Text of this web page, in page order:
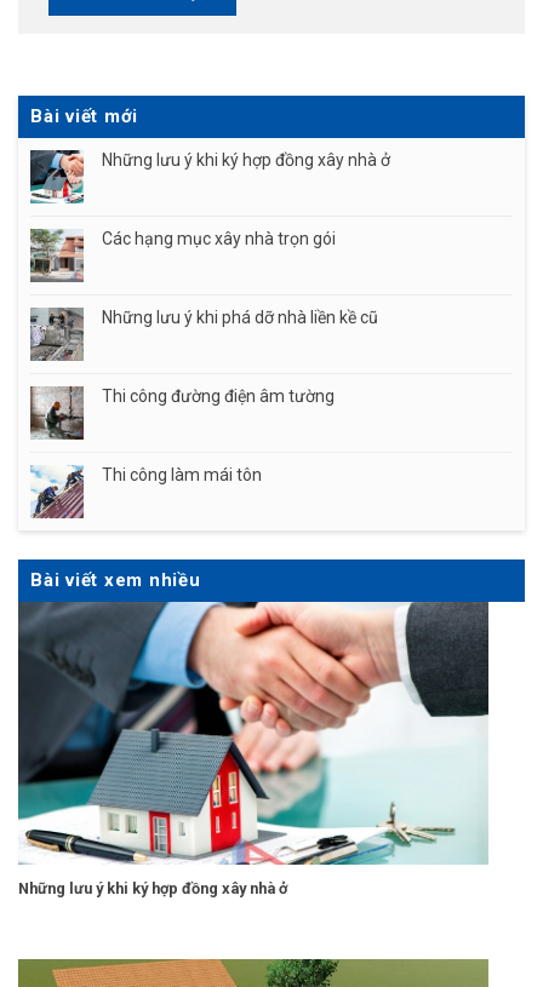
Bài viết mới
Những lưu ý khi ký hợp đồng xây nhà ở
Các hạng mục xây nhà trọn gói
Những lưu ý khi phá dỡ nhà liền kề cũ
Thi công đường điện âm tường
Thi công làm mái tôn
Bài viết xem nhiều
Những lưu ý khi ký hợp đồng xây nhà ở